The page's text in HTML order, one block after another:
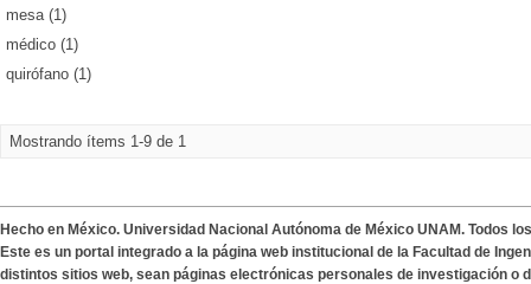
mesa (1)
médico (1)
quirófano (1)
Mostrando ítems 1-9 de 1
Hecho en México. Universidad Nacional Autónoma de México UNAM. Todos
Este es un portal integrado a la página web institucional de la Facultad de
distintos sitios web, sean páginas electrónicas personales de investigación o